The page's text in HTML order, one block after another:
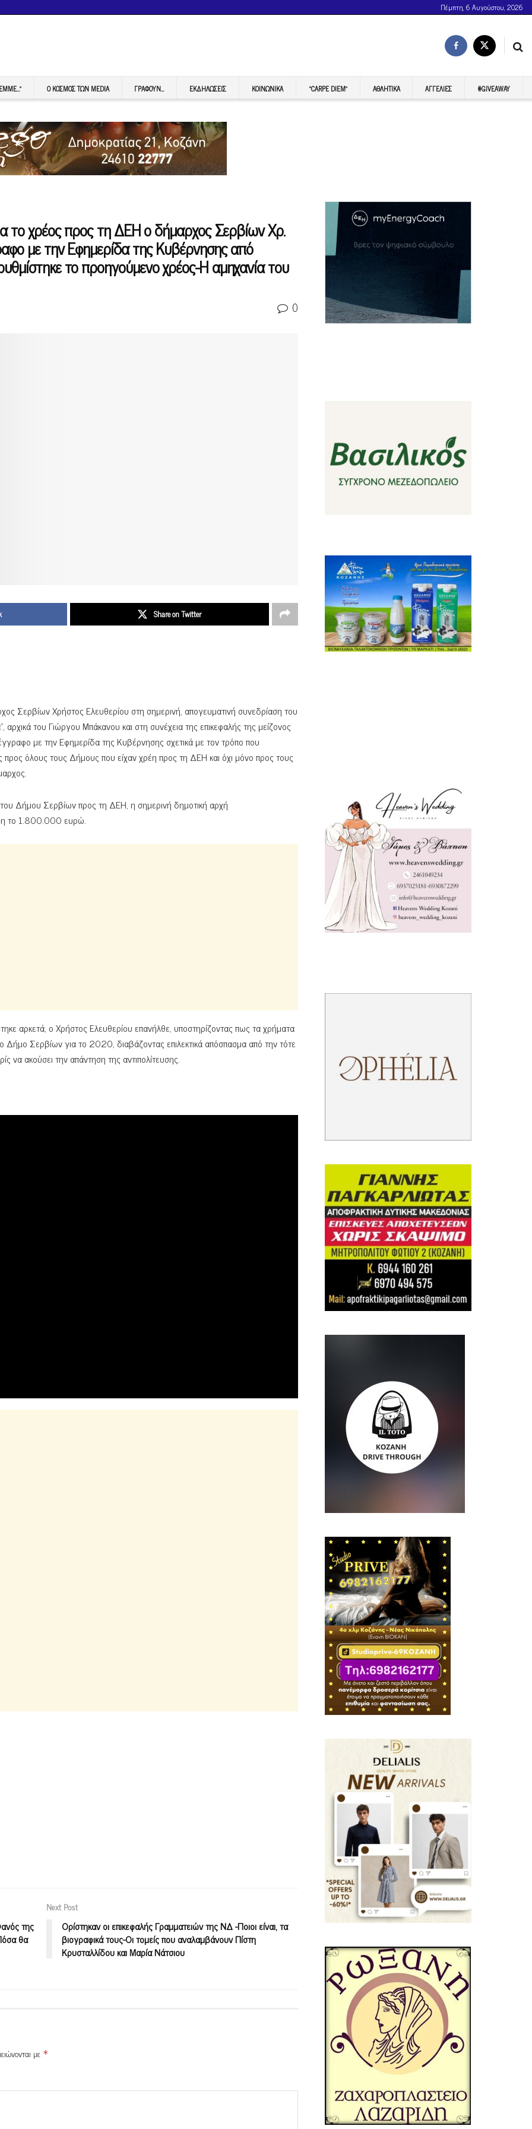
Πέμπτη, 6 Αυγούστου, 2026
Ο ΚΟΣΜΟΣ ΤΩΝ MEDIA ΓΡΆΦΟΥΝ… ΕΚΔΗΛΏΣΕΙΣ ΚΟΙΝΩΝΙΚΆ “CARPE DIEM” ΑΘΛΗΤΙΚΆ ΑΓΓΕΛΊΕΣ #GIVEAWAY
το χρέος προς τη ΔΕΗ ο δήμαρχος Σερβίων Χρ.
με την Εφημερίδα της Κυβέρνησης από
το προηγούμενο χρέος-Η αμηχανία του
0
Share on Twitter
Σερβίων Χρήστος Ελευθερίου στη σημερινή, απογευματινή συνεδρίαση του
του Γιώργου Μπάκανου και στη συνέχεια της επικεφαλής της μείζονος
με την Εφημερίδα της Κυβέρνησης σχετικά με τον τρόπο που
όλους τους Δήμους που είχαν χρέη προς τη ΔΕΗ και όχι μόνο προς τους
Δήμου Σερβίων προς τη ΔΕΗ, η σημερινή δημοτική αρχή
το 1.800.000 ευρώ.
αρκετά, ο Χρήστος Ελευθερίου επανήλθε, υποστηρίζοντας πως τα χρήματα
Σερβίων για το 2020, διαβάζοντας επιλεκτικά απόσπασμα από την τότε
ακούσει την απάντηση της αντιπολίτευσης.
της
θα
Next Post
Ορίστηκαν οι επικεφαλής Γραμματειών της ΝΔ -Ποιοι είναι, τα
βιογραφικά τους-Οι τομείς που αναλαμβάνουν Πίστη
Κρυσταλλίδου και Μαρία Νάτσιου
με *